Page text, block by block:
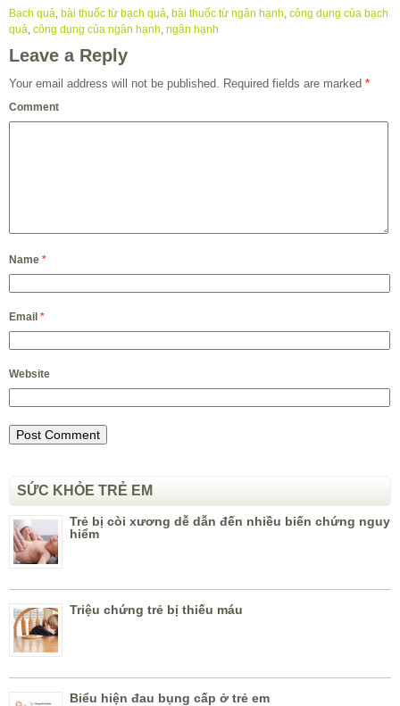
Bạch quả bài thuốc từ bạch quả bài thuốc từ ngân hạnh công dụng của bạch
quả công dụng của ngân hạnh ngân hạnh
Leave a Reply
Your email address will not be published. Required fields are marked *
Comment
Name *
Email *
Website
SỨC KHỎE TRẺ EM
Trẻ bị còi xương dễ dẫn đến nhiều biến chứng nguy
hiểm
Triệu chứng trẻ bị thiếu máu
Biểu hiện đau bụng cấp ở trẻ em